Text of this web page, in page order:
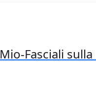
Fasciali